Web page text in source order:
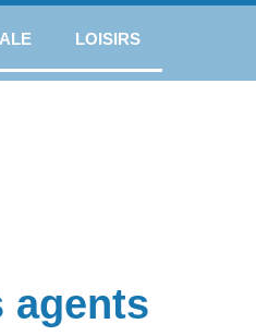
LOISIRS
agents